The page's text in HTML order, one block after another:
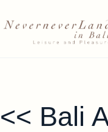
至
<< Bali